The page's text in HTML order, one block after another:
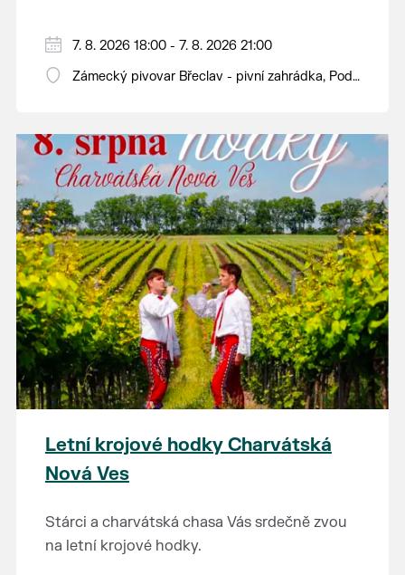
7. 8. 2026 18:00 - 7. 8. 2026 21:00
Zámecký pivovar Břeclav - pivní zahrádka, Pod
Letní krojové hodky Charvátská
Nová Ves
Stárci a charvátská chasa Vás srdečně zvou
na letní krojové hodky.